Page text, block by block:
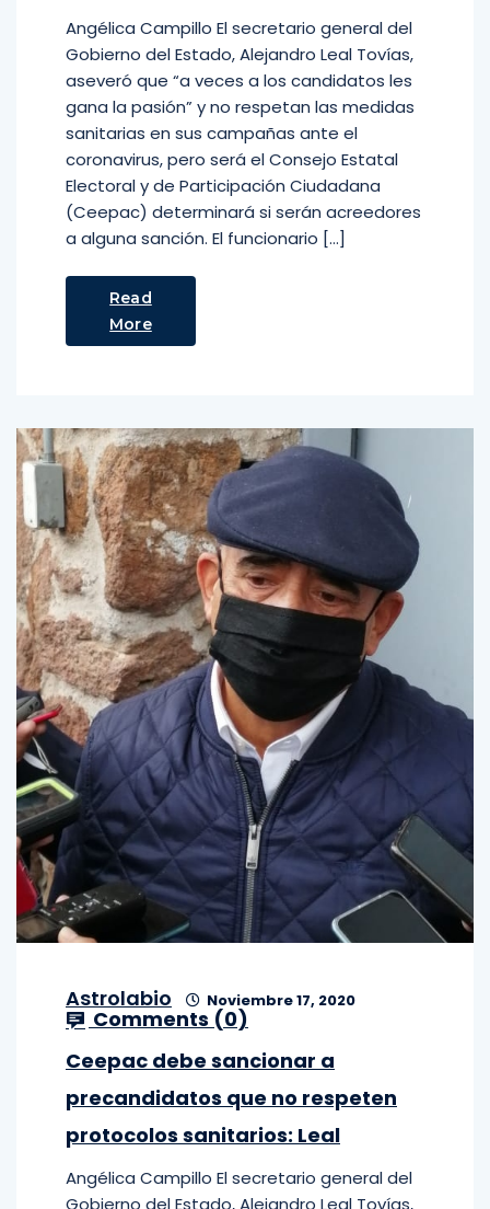
Angélica Campillo El secretario general del
Gobierno del Estado, Alejandro Leal Tovías,
aseveró que “a veces a los candidatos les
gana la pasión” y no respetan las medidas
sanitarias en sus campañas ante el
coronavirus, pero será el Consejo Estatal
Electoral y de Participación Ciudadana
(Ceepac) determinará si serán acreedores
a alguna sanción. El funcionario […]
Read
More
Astrolabio Noviembre 17, 2020
Comments (0)
Ceepac debe sancionar a
precandidatos que no respeten
protocolos sanitarios: Leal
Angélica Campillo El secretario general del
Gobierno del Estado, Alejandro Leal Tovías,